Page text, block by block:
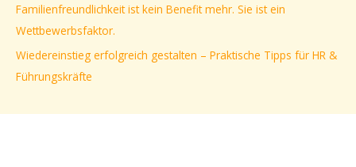
:Familienfreundlichkeit ist kein Benefit mehr. Sie ist ein
Wettbewerbsfaktor.
Wiedereinstieg erfolgreich gestalten – Praktische Tipps für HR &
Führungskräfte